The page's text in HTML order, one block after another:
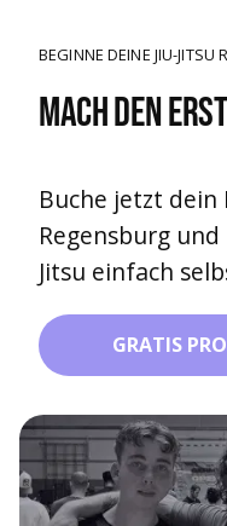
BEGINNE DEINE JIU-JITSU
Mach den
Buche jetzt
Regensburg
Jitsu einfach
GRATIS